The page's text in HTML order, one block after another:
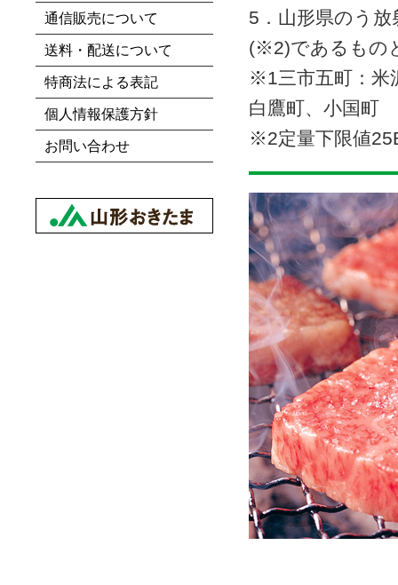
5．山形県のう
(※2)であるもの
※1三市五町：米
白鷹町、小国町
※2定量下限値
通信販売について
送料・配送について
特商法による表記
個人情報保護方針
お問い合わせ